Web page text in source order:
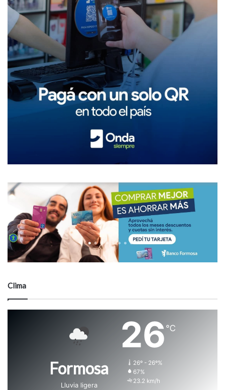
Clima
Formosa
Lluvia ligera
26 ℃
26º - 26º%
67%
23.2 km/h